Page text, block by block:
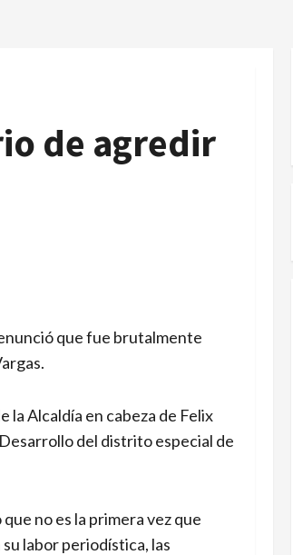
de agredir
que fue brutalmente
la Alcaldía en cabeza de Felix
del distrito especial de
no es la primera vez que
labor periodística, las